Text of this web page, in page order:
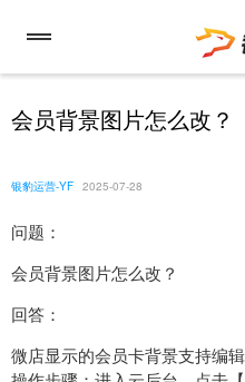
会员背景图片怎么改？
银豹运营-YF 2025-07-28
问题：
会员背景图片怎么改？
回答：
微店显示的会员卡背景支持编辑